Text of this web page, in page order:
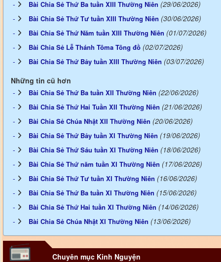
Bài Chia Sẻ Thứ Ba tuần XIII Thường Niên (29/06/2026)
Bài Chia Sẻ Thứ Tư tuần XIII Thường Niên (30/06/2026)
Bài Chia Sẻ Thứ Năm tuần XIII Thường Niên (01/07/2026)
Bài Chia Sẻ Lễ Thánh Tôma Tông đồ (02/07/2026)
Bài Chia Sẻ Thứ Bảy tuần XIII Thường Niên (03/07/2026)
Những tin cũ hơn
Bài Chia Sẻ Thứ Ba tuần XII Thường Niên (22/06/2026)
Bài Chia Sẻ Thứ Hai Tuần XII Thường Niên (21/06/2026)
Bài Chia Sẻ Chúa Nhật XII Thường Niên (20/06/2026)
Bài Chia Sẻ Thứ Bảy tuần XI Thường Niên (19/06/2026)
Bài Chia Sẻ Thứ Sáu tuần XI Thường Niên (18/06/2026)
Bài Chia Sẻ Thứ năm tuần XI Thường Niên (17/06/2026)
Bài Chia Sẻ Thứ Tư tuần XI Thường Niên (16/06/2026)
Bài Chia Sẻ Thứ Ba tuần XI Thường Niên (15/06/2026)
Bài Chia Sẻ Thứ Hai tuần XI Thường Niên (14/06/2026)
Bài Chia Sẻ Chúa Nhật XI Thường Niên (13/06/2026)
Chuyên mục Kinh Nguyện